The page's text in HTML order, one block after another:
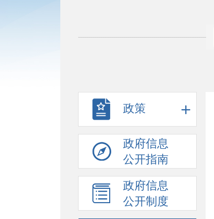
政策
政府信息
公开指南
政府信息
公开制度